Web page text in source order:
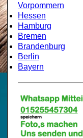
Vorpommern
Hessen
Hamburg
Bremen
Brandenburg
Berlin
Bayern